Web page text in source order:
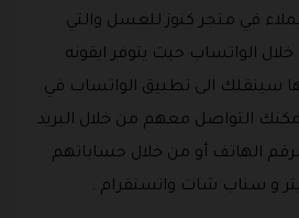
في متجر كنوز للعسل والتي
الواتساب حيث يتوفر ايقونه
سينقلك الى تطبيق الواتساب في
التواصل معهم من خلال البريد
الهاتف أو من خلال حساباتهم
و سناب شات وانستقرام .